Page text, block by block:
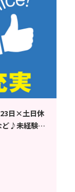
日×土日休
ど♪未経験可